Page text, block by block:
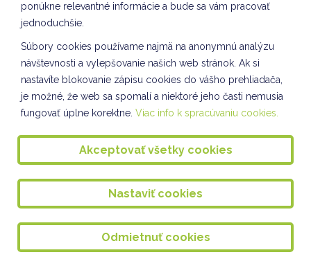
Kultúra a umenie VII. oddelenie ŠKD
DOPRAVÁČIK
Darčeky pre budúcich prvákov
DOPRAVÁČIK III. a VII. oddelenie ŠKD - Rovesnícke
Spoločnosť a príroda - rovesnícke vzdelávanie
Sebarozvoj a svet práce I. oddelenie ŠKD
CLIL v ŠKD I. oddelenie ŠKD
Komunikácia a práca s informáciami VII. oddelenie
ponúkne relevantné informácie a bude sa vám pracovať
jednoduchšie.
Súbory cookies používame najmä na anonymnú analýzu
návštevnosti a vylepšovanie našich web stránok. Ak si
nastavíte blokovanie zápisu cookies do vášho prehliadača,
je možné, že web sa spomalí a niektoré jeho časti nemusia
fungovať úplne korektne. Viac info k spracúvaniu cookies.
Akceptovať všetky cookies
Nastaviť cookies
Odmietnuť cookies